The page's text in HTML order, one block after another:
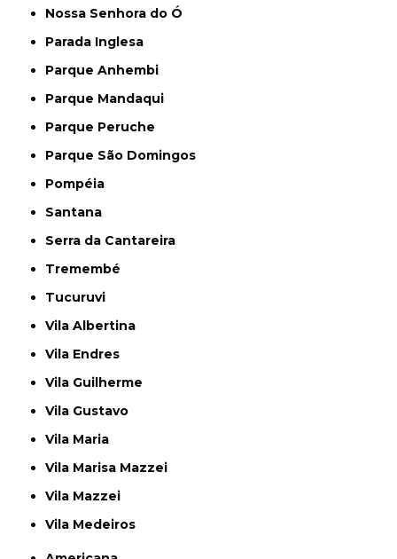
Nossa Senhora do Ó
Parada Inglesa
Parque Anhembi
Parque Mandaqui
Parque Peruche
Parque São Domingos
Pompéia
Santana
Serra da Cantareira
Tremembé
Tucuruvi
Vila Albertina
Vila Endres
Vila Guilherme
Vila Gustavo
Vila Maria
Vila Marisa Mazzei
Vila Mazzei
Vila Medeiros